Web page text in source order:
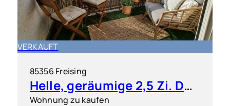
VERKAUFT
85356 Freising
Helle, geräumige 2,5 Zi. DG ETW mit kleiner Dachterrasse
Wohnung zu kaufen